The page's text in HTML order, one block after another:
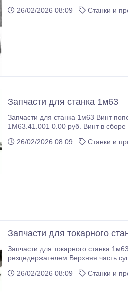
26/02/2026 08:09
Станки и
Запчасти для станка 1м63
Запчасти для станка 1м63 Винт
1М63.41.001 0.00 руб. Винт в сборе с лимбом, нониусом, ручкой, гайкой 1М63 Суппорт в сборе с резцедержателем 1М63.41.001
26/02/2026 08:09
Станки и
Запчасти для токарного
Запчасти для токарного станка
резцедержателем Верхняя часть суппорта 1М63 Средняя часть суппорта 1М63 (поворотная плита) Болт резцедержателя 1М63
1М63.26/02/2026 08:09 Станки и